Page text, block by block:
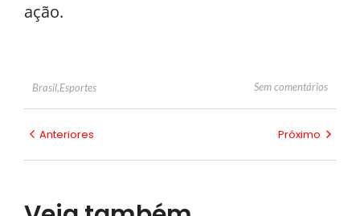
ação.
Brasil,Esportes Sem comentários
Anteriores Próximo